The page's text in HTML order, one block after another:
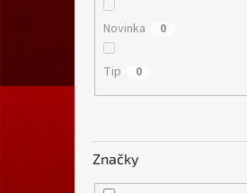
Novinka 0
Tip 0
Značky